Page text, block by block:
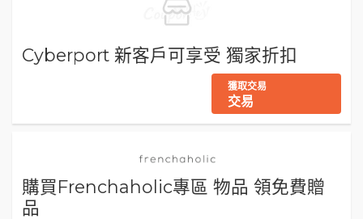
Cyberport 新客戶可享受 獨家折扣
獲取交易
交易
購買Frenchaholic專區 物品 領免費贈
品